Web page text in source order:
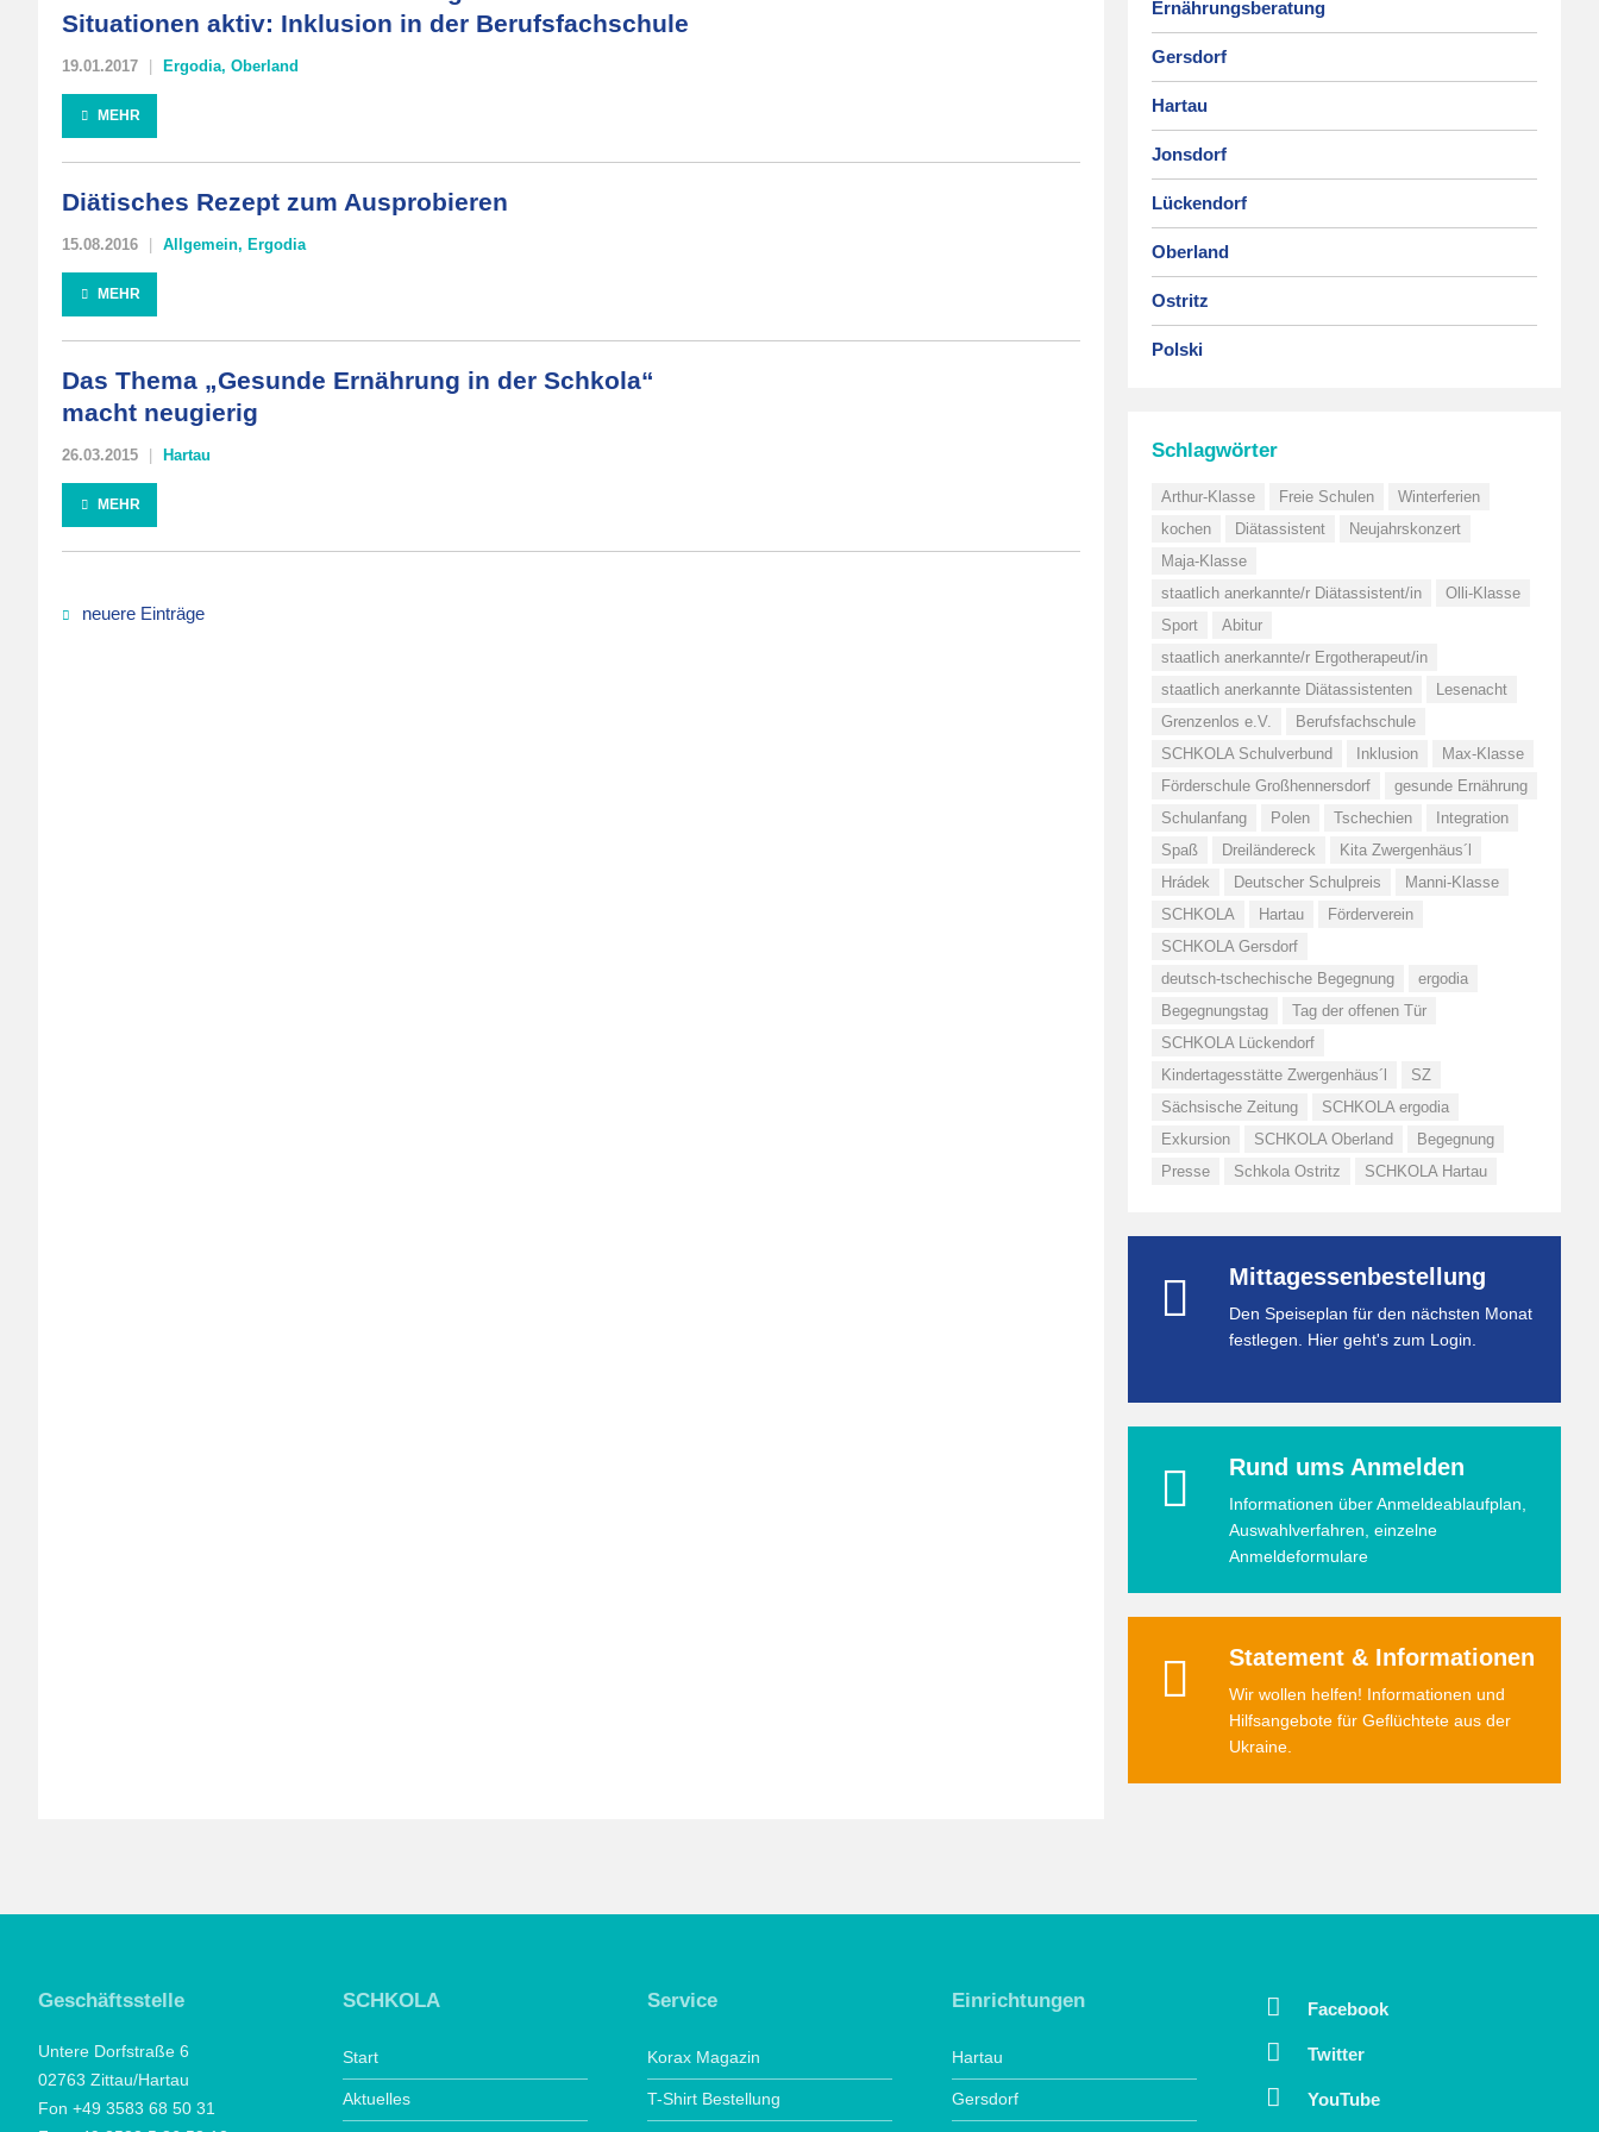
Situationen aktiv: Inklusion in der Berufsfachschule
19.01.2017 Ergodia, Oberland
MEHR
Diätisches Rezept zum Ausprobieren
15.08.2016 Allgemein, Ergodia
MEHR
Das Thema „Gesunde Ernährung in der Schkola“
macht neugierig
26.03.2015 Hartau
MEHR
neuere Einträge
Ernährungsberatung
Gersdorf
Hartau
Jonsdorf
Lückendorf
Oberland
Ostritz
Polski
Schlagwörter
Arthur-Klasse Freie Schulen
Winterferien
kochen
Diätassistent
Neujahrskonzert
Maja-Klasse
staatlich anerkannte/r Diätassistent/in
Olli-Klasse
Sport
Abitur
staatlich anerkannte/r Ergotherapeut/in
staatlich anerkannte Diätassistenten
Lesenacht
Grenzenlos e.V.
Berufsfachschule
SCHKOLA Schulverbund
Inklusion
Max-Klasse
Förderschule Großhennersdorf
gesunde Ernährung
Schulanfang
Polen Tschechien
Integration
Spaß
Dreiländereck
Kita Zwergenhäus´l
Hrádek
Deutscher Schulpreis
Manni-Klasse
SCHKOLA
Hartau
Förderverein
SCHKOLA Gersdorf
deutsch-tschechische Begegnung
ergodia
Begegnungstag
Tag der offenen Tür
SCHKOLA Lückendorf
Kindertagesstätte Zwergenhäus´l
SZ
Sächsische Zeitung
SCHKOLA ergodia
Exkursion
SCHKOLA Oberland
Begegnung
Presse
Schkola Ostritz SCHKOLA Hartau
Mittagessenbestellung
Den Speiseplan für den nächsten Monat
festlegen. Hier geht's zum Login.
Rund ums Anmelden
Informationen über Anmeldeablaufplan,
Auswahlverfahren, einzelne
Anmeldeformulare
Statement & Informationen
Wir wollen helfen! Informationen und
Hilfsangebote für Geflüchtete aus der
Ukraine.
Geschäftsstelle
Untere Dorfstraße 6
02763 Zittau/Hartau
Fon +49 3583 68 50 31
SCHKOLA
Start
Aktuelles
Service
Korax Magazin
T-Shirt Bestellung
Einrichtungen
Hartau
Gersdorf
Facebook
Twitter
YouTube